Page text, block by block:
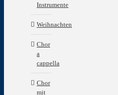
Instrumente
Weihnachten
Chor
a
cappella
Chor
mit